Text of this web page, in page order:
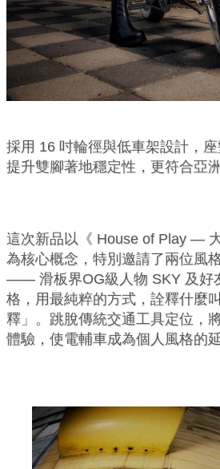
採用 16 吋輪徑與低車架設計，座
提升雙腳著地穩定性，更符合亞
這次新品以《 House of Play —
為核心概念，特別邀請了兩位風
—— 滑板界OG級人物 SKY 及好
格，用最純粹的方式，詮釋什麼
釋」。跳脫傳統交通工具定位，
體驗，使電輔車成為個人風格的延